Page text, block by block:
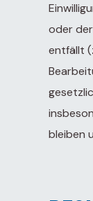
oder
entfällt
bleiben